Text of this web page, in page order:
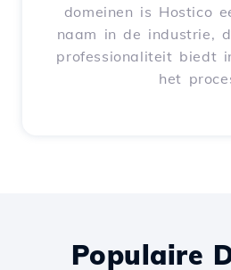
domeinen is Hostico
naam in de industrie,
professionaliteit biedt
het
Populaire